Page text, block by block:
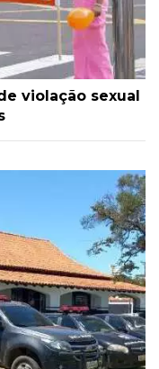
violação sexual